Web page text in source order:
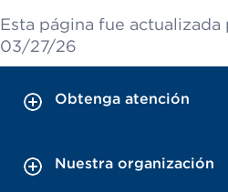
Esta página fue
03/27/26
Obtenga atención
Nuestra organización